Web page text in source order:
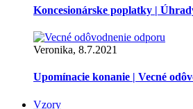
Koncesionárske poplatky |
Veronika, 8.7.2021
Upomínacie konanie | Vecné
Vzory